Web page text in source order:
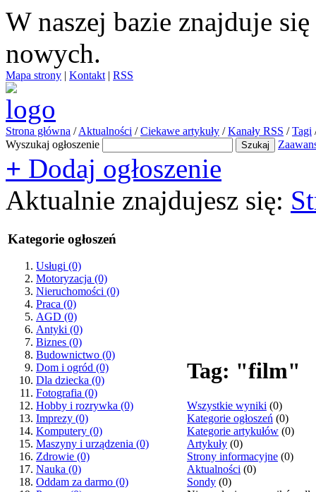
W naszej bazie znajduje się
nowych.
Mapa strony | Kontakt | RSS
Strona główna / Aktualności / Ciekawe artykuły / Kanały RSS / Tagi
Wyszukaj ogłoszenie
+ Dodaj ogłoszenie
Aktualnie znajdujesz się:
Kategorie ogłoszeń
Usługi (0)
Motoryzacja (0)
Nieruchomości (0)
Praca (0)
AGD (0)
Antyki (0)
Biznes (0)
Budownictwo (0)
Dom i ogród (0)
Dla dziecka (0)
Fotografia (0)
Hobby i rozrywka (0)
Imprezy (0)
Komputery (0)
Maszyny i urządzenia (0)
Zdrowie (0)
Nauka (0)
Oddam za darmo (0)
Tag: "film"
Wszystkie wyniki (0)
Kategorie ogłoszeń (0)
Kategorie artykułów (0)
Artykuły (0)
Strony informacyjne (0)
Aktualności (0)
Sondy (0)